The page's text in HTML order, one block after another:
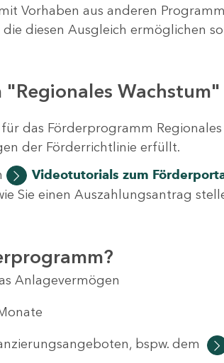
Vorhaben aus anderen
diesen Ausgleich ermöglichen
Wachstum"
für das Förderprogramm
der Förderrichtlinie erfüllt.
Videotutorials zum
Sie einen Auszahlungsantrag
Anlagevermögen
bspw. dem